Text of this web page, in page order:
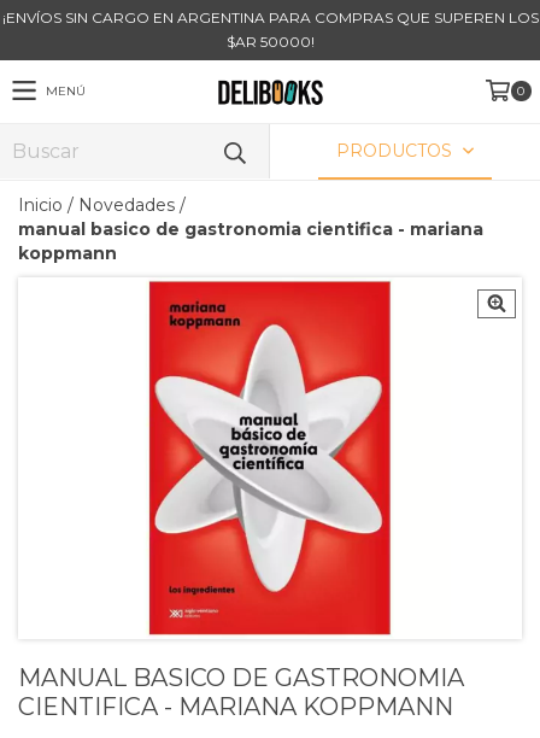
¡ENVÍOS SIN CARGO EN ARGENTINA PARA COMPRAS QUE SUPEREN LOS
$AR 50000!
MENÚ 0
PRODUCTOS
Inicio / Novedades /
manual basico de gastronomia cientifica - mariana
koppmann
MANUAL BASICO DE GASTRONOMIA
CIENTIFICA - MARIANA KOPPMANN